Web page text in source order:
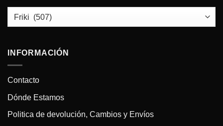
INFORMACIÓN
Contacto
Dónde Estamos
Politica de devolución, Cambios y Envíos